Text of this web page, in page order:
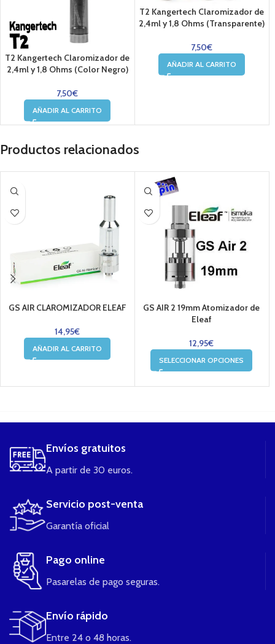
T2 Kangertech Claromizador de
2,4ml y 1,8 Ohms (Color Negro)
7,50€
AÑADIR AL CARRITO
T2 Kangertech Claromizador de
2,4ml y 1,8 Ohms (Transparente)
7,50€
AÑADIR AL CARRITO
Productos relacionados
GS AIR CLAROMIZADOR ELEAF
14,95€
AÑADIR AL CARRITO
GS AIR 2 19mm Atomizador de
Eleaf
12,95€
SELECCIONAR OPCIONES
Envíos gratuitos
A partir de 30 euros.
Servicio post-venta
Garantía oficial
Pago online
Pasarelas de pago seguras.
Envío rápido
Entre 24 o 48 horas.